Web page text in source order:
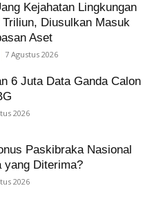
Kejahatan Lingkungan
Triliun, Diusulkan Masuk
Aset
7 Agustus 2026
6 Juta Data Ganda Calon
2026
Paskibraka Nasional
yang Diterima?
2026